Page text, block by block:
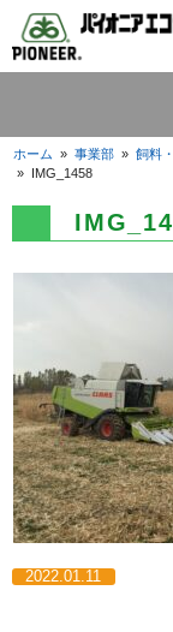
ホーム »事業部 »飼料
» IMG_1458
2022.01.11